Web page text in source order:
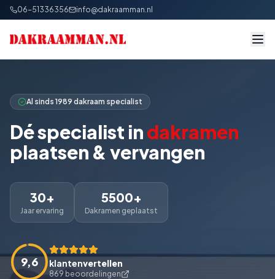
06-51336356 info@dakraamman.nl
Al sinds 1989 dakraam specialist
Dé specialist indakramen
plaatsen & vervangen
30+
Jaar ervaring
5500+
Dakramen geplaatst
9,6 klantenvertellen
869 beoordelingen